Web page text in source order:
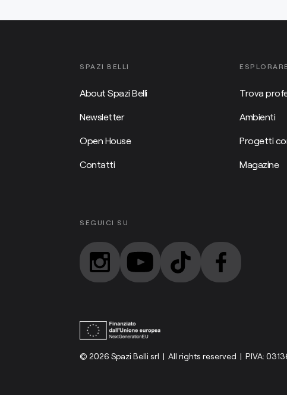
SPAZI BELLI
About Spazi Belli
Newsletter
Open House
Contatti
ESPLORARE
Trova
Ambienti
Progetti
Magazine
SEGUICI SU
© 2026 Spazi Belli srl | All rights reserved | P.IVA: